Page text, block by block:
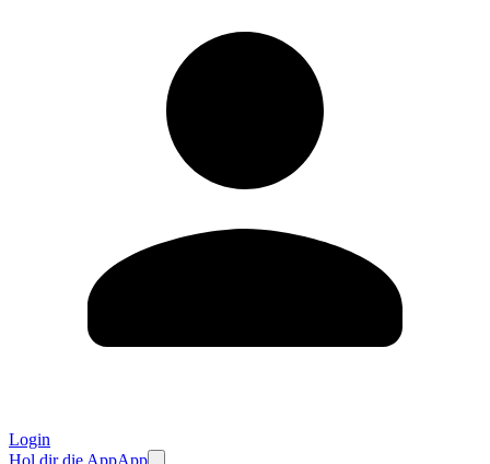
Login
Hol dir die AppApp